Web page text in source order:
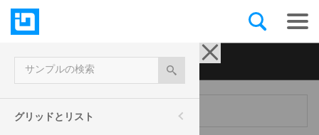
Ignite UI for jQuery| サンプル
メニュー
サンプルの検索
グリッドとリスト